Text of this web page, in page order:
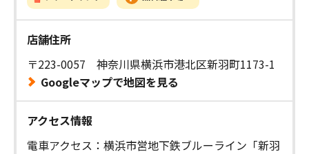
店舗住所
〒223-0057 神奈川県横浜市港北区新羽町1173-1
Googleマップで地図を見る
アクセス情報
電車アクセス：横浜市営地下鉄ブルーライン「新羽